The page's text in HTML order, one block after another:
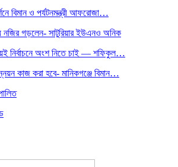
বিমান ও পর্যটনমন্ত্রী আফরোজা…
নজির গড়লেন- সাটুরিয়ার ইউএনও অনিক
নির্বাচনে অংশ নিতে চাই — শফিকুল…
কাজ করা হবে- মানিকগঞ্জে বিমান…